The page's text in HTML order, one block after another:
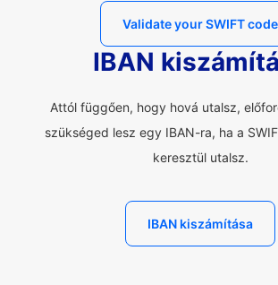
Validate your SWIFT code
IBAN
Attól függően, hogy hová utalsz,
szükséged lesz egy IBAN-ra, ha a
keresztül utalsz.
IBAN kiszámítása